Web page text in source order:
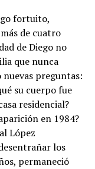
fortuito,
de cuatro
de Diego no
que nunca
nuevas preguntas:
su cuerpo fue
residencial?
en 1984?
López
los
permaneció